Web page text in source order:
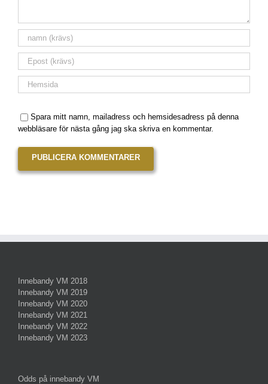
Spara mitt namn, mailadress och hemsidesadress på denna
webbläsare för nästa gång jag ska skriva en kommentar.
Innebandy VM 2018
Innebandy VM 2019
Innebandy VM 2020
Innebandy VM 2021
Innebandy VM 2022
Innebandy VM 2023
Odds på innebandy VM